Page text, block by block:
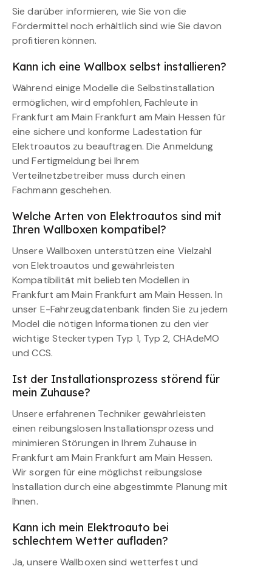
Sie darüber informieren, wie Sie von die
Fördermittel noch erhältlich sind wie Sie davon
profitieren können.
Kann ich eine Wallbox selbst installieren?
Während einige Modelle die Selbstinstallation
ermöglichen, wird empfohlen, Fachleute in
Frankfurt am Main Frankfurt am Main Hessen für
eine sichere und konforme Ladestation für
Elektroautos zu beauftragen. Die Anmeldung
und Fertigmeldung bei Ihrem
Verteilnetzbetreiber muss durch einen
Fachmann geschehen.
Welche Arten von Elektroautos sind mit
Ihren Wallboxen kompatibel?
Unsere Wallboxen unterstützen eine Vielzahl
von Elektroautos und gewährleisten
Kompatibilität mit beliebten Modellen in
Frankfurt am Main Frankfurt am Main Hessen. In
unser E-Fahrzeugdatenbank finden Sie zu jedem
Model die nötigen Informationen zu den vier
wichtige Steckertypen Typ 1, Typ 2, CHAdeMO
und CCS.
Ist der Installationsprozess störend für
mein Zuhause?
Unsere erfahrenen Techniker gewährleisten
einen reibungslosen Installationsprozess und
minimieren Störungen in Ihrem Zuhause in
Frankfurt am Main Frankfurt am Main Hessen.
Wir sorgen für eine möglichst reibungslose
Installation durch eine abgestimmte Planung mit
Ihnen.
Kann ich mein Elektroauto bei
schlechtem Wetter aufladen?
Ja, unsere Wallboxen sind wetterfest und